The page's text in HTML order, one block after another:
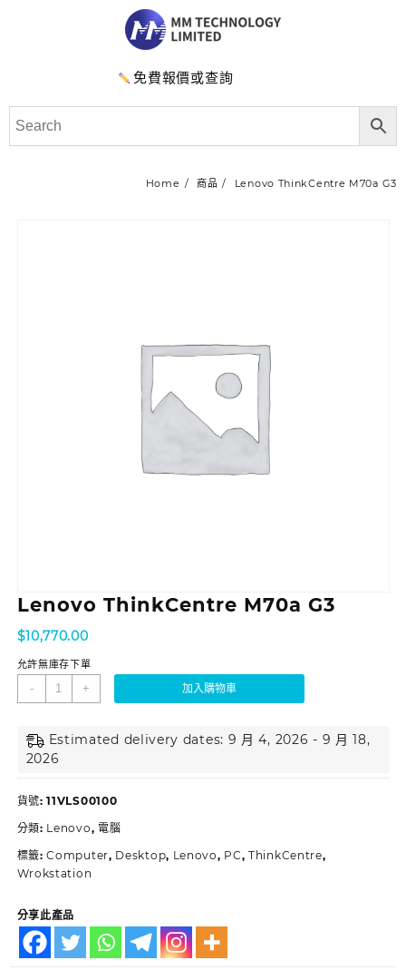
免費報價或查詢
Home 商品 Lenovo ThinkCentre M70a G3
Lenovo ThinkCentre M70a G3
$10,770.00
允許無庫存下單
- + 加入購物車
Estimated delivery dates: 9 月 4, 2026 - 9 月 18,
2026
貨號:11VLS00100
分類: Lenovo, 電腦
標籤:Computer, Desktop, Lenovo, PC,ThinkCentre,
Wrokstation
分享此產品